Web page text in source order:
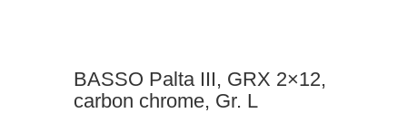
BASSO Palta III, GRX 2×12,
carbon chrome, Gr. L